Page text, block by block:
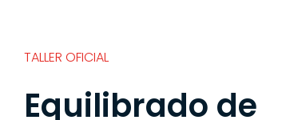
TALLER OFICIAL
Equilibrado de